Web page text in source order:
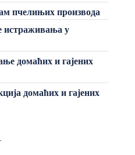
пчелињих производа
истраживања у
домаћих и гајених
домаћих и гајених